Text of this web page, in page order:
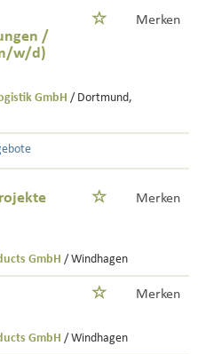
/
w/d)
Merken
GmbH / Dortmund,
Merken
GmbH / Windhagen
Merken
GmbH / Windhagen